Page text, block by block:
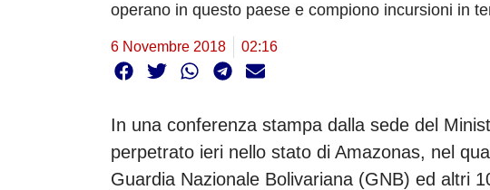
operano in questo paese e compiono incursioni in
6 Novembre 2018 02:16
In una conferenza stampa dalla sede del
perpetrato ieri nello stato di Amazonas, nel
Guardia Nazionale Bolivariana (GNB) ed altri